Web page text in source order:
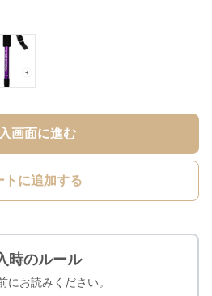
画面に進む
トに追加する
時のルール
にお読みください。